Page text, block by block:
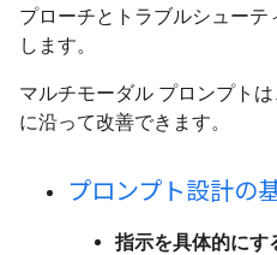
プローチとトラブルシュー
します。
マルチモーダル プロンプト
に沿って改善できます。
プロンプト設計の
指示を具体的にす